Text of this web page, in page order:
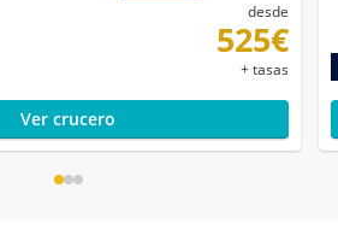
desde
525€
+ tasas
Ver crucero